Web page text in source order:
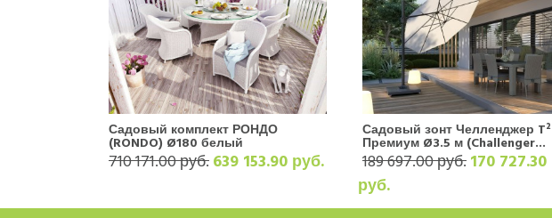
Садовый комплект РОНДО
(RONDO) Ø180 белый
710 171.00 руб.639 153.90 руб.
Садовый зонт ​​​​​​Челленджер T²
Премиум Ø3.5 м (Challenger...
189 697.00 руб.170 727.30
руб.